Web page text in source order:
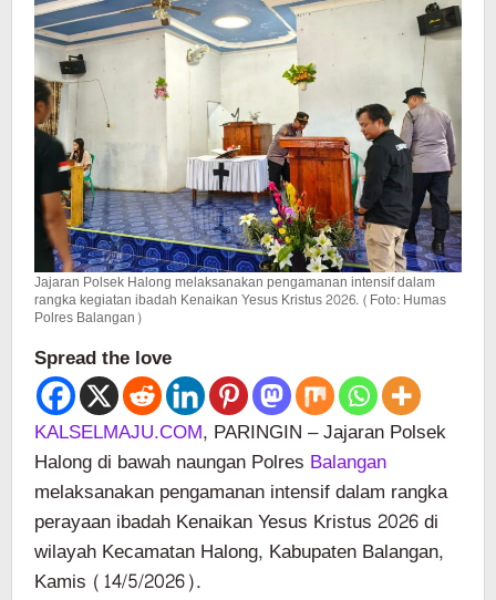
Jajaran Polsek Halong melaksanakan pengamanan intensif dalam
rangka kegiatan ibadah Kenaikan Yesus Kristus 2026. (Foto: Humas
Polres Balangan)
Spread the love
KALSELMAJU.COM, PARINGIN – Jajaran Polsek
Halong di bawah naungan Polres Balangan
melaksanakan pengamanan intensif dalam rangka
perayaan ibadah Kenaikan Yesus Kristus 2026 di
wilayah Kecamatan Halong, Kabupaten Balangan,
Kamis (14/5/2026).